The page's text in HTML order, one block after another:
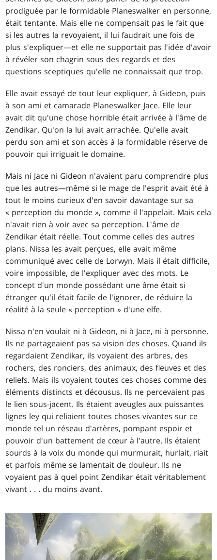
prodiguée par le formidable Planeswalker en personne,
était tentante. Mais elle ne compensait pas le fait que
si les autres la revoyaient, il lui faudrait une fois de
plus s'expliquer—et elle ne supportait pas l'idée d'avoir
à révéler son chagrin sous des regards et des
questions sceptiques qu'elle ne connaissait que trop.
Elle avait essayé de tout leur expliquer, à Gideon, puis
à son ami et camarade Planeswalker Jace. Elle leur
avait dit qu'une chose horrible était arrivée à l'âme de
Zendikar. Qu'on la lui avait arrachée. Qu'elle avait
perdu son ami et son accès à la formidable réserve de
pouvoir qui irriguait le domaine.
Mais ni Jace ni Gideon n'avaient paru comprendre plus
que les autres—même si le mage de l'esprit avait été à
tout le moins curieux d'en savoir davantage sur sa
« perception du monde », comme il l'appelait. Mais cela
n'avait rien à voir avec sa perception. L'âme de
Zendikar était réelle. Tout comme celles des autres
plans. Nissa les avait perçues, elle avait même
communiqué avec celle de Lorwyn. Mais il était difficile,
voire impossible, de l'expliquer avec des mots. Le
concept d'un monde possédant une âme était si
étranger qu'il était facile de l'ignorer, de réduire la
réalité à la seule « perception » d'une elfe.
Nissa n'en voulait ni à Gideon, ni à Jace, ni à personne.
Ils ne partageaient pas sa vision des choses. Quand ils
regardaient Zendikar, ils voyaient des arbres, des
rochers, des ronciers, des animaux, des fleuves et des
reliefs. Mais ils voyaient toutes ces choses comme des
éléments distincts et décousus. Ils ne percevaient pas
le lien sous-jacent. Ils étaient aveugles aux puissantes
lignes ley qui reliaient toutes choses vivantes sur ce
monde tel un réseau d'artères, pompant espoir et
pouvoir d'un battement de cœur à l'autre. Ils étaient
sourds à la voix du monde qui murmurait, hurlait, riait
et parfois même se lamentait de douleur. Ils ne
voyaient pas à quel point Zendikar était véritablement
vivant . . . du moins avant.